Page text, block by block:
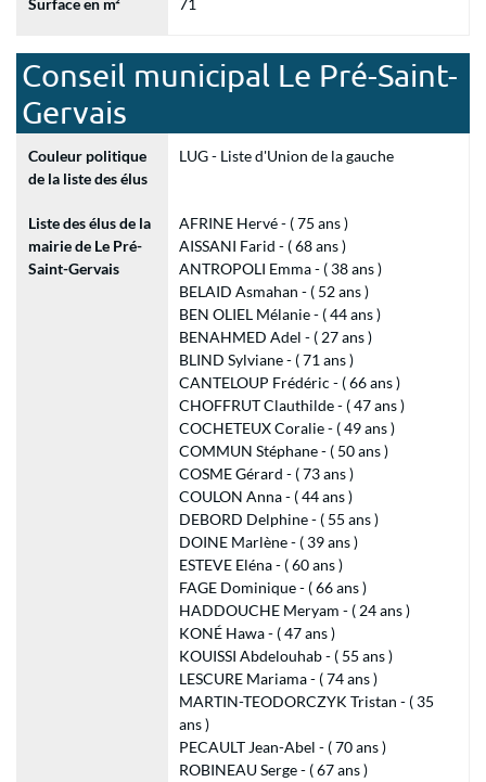
Surface en m² 71
Conseil municipal Le Pré-Saint-
Gervais
Couleur politique
de la liste des élus
LUG - Liste d'Union de la gauche
Liste des élus de la
mairie de Le Pré-
Saint-Gervais
AFRINE Hervé - ( 75 ans )
AISSANI Farid - ( 68 ans )
ANTROPOLI Emma - ( 38 ans )
BELAID Asmahan - ( 52 ans )
BEN OLIEL Mélanie - ( 44 ans )
BENAHMED Adel - ( 27 ans )
BLIND Sylviane - ( 71 ans )
CANTELOUP Frédéric - ( 66 ans )
CHOFFRUT Clauthilde - ( 47 ans )
COCHETEUX Coralie - ( 49 ans )
COMMUN Stéphane - ( 50 ans )
COSME Gérard - ( 73 ans )
COULON Anna - ( 44 ans )
DEBORD Delphine - ( 55 ans )
DOINE Marlène - ( 39 ans )
ESTEVE Eléna - ( 60 ans )
FAGE Dominique - ( 66 ans )
HADDOUCHE Meryam - ( 24 ans )
KONÉ Hawa - ( 47 ans )
KOUISSI Abdelouhab - ( 55 ans )
LESCURE Mariama - ( 74 ans )
MARTIN-TEODORCZYK Tristan - ( 35
ans )
PECAULT Jean-Abel - ( 70 ans )
ROBINEAU Serge - ( 67 ans )